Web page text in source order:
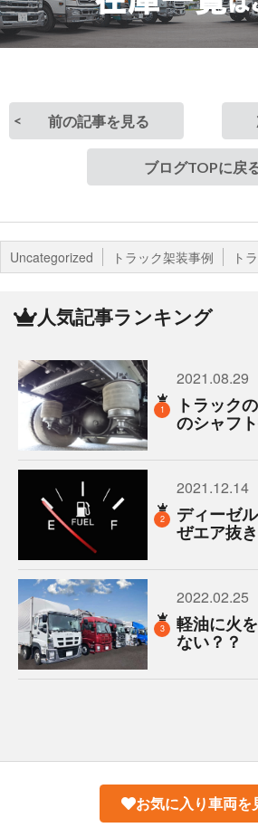
前の記事を見る
ブログTOPに戻
Uncategorized トラック架装事例 ト
人気記事ランキング
1
2021.08.29
トラック
のシャフ
2
2021.12.14
ディーゼ
ぜエア抜
3
2022.02.25
軽油に火
ない？？
お気に入り車両を